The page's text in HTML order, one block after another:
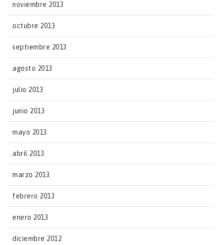
noviembre 2013
octubre 2013
septiembre 2013
agosto 2013
julio 2013
junio 2013
mayo 2013
abril 2013
marzo 2013
febrero 2013
enero 2013
diciembre 2012